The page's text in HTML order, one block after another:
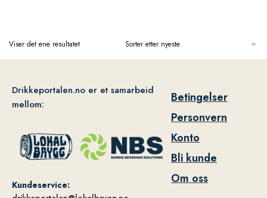
Viser det ene resultatet
Drikkeportalen.no er et samarbeid
mellom:
Kundeservice:
Betingelser
Personvern
Konto
Bli kunde
Om oss